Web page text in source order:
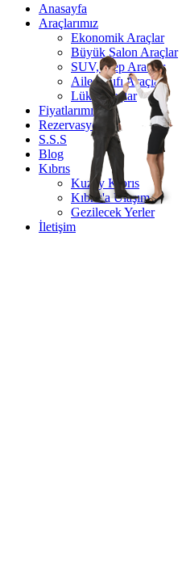
Anasayfa
Araçlarımız
Ekonomik Araçlar
Büyük Salon Araçlar
SUV, Jeep Araçlar
Aile Sınıfı Araçlar
Lüks Araçlar
Fiyatlarımız
Rezervasyon
S.S.S
Blog
Kıbrıs
Kuzey Kıbrıs
Kıbrıs'a Ulaşım
Gezilecek Yerler
İletişim